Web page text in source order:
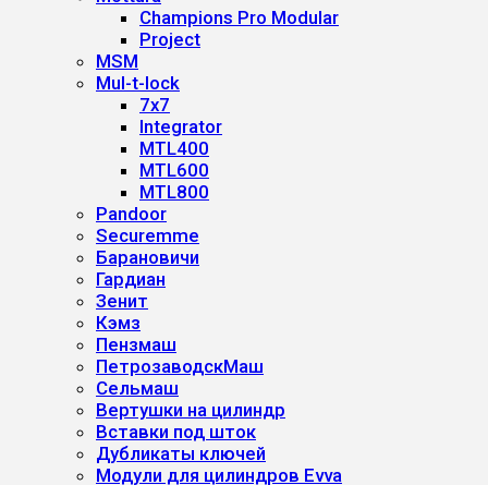
Champions Pro Modular
Project
MSM
Mul-t-lock
7x7
Integrator
MTL400
MTL600
MTL800
Pandoor
Securemme
Барановичи
Гардиан
Зенит
Кэмз
Пензмаш
ПетрозаводскМаш
Сельмаш
Вертушки на цилиндр
Вставки под шток
Дубликаты ключей
Модули для цилиндров Evva